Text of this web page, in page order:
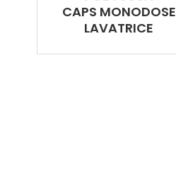
CAPS MONODOSE
LAVATRICE